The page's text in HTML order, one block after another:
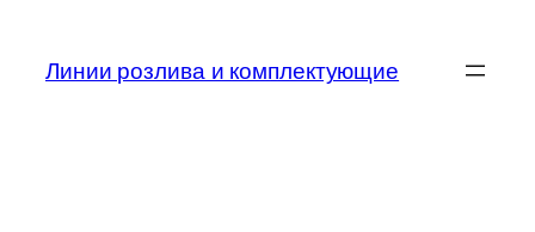
content
Линии розлива и комплектующие